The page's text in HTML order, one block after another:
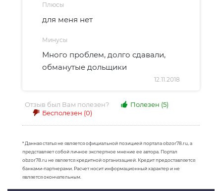
Плюсы
для меня нет
Минусы
Много проблем, долго сдавали,
обманутые дольщики
12.11.2018
Отзыв был Вам полезен? Полезен (5)
Бесполезен (0)
* Данная статья не является официальной позицией портала obzor78.ru, а
представляет собой личное экспертное мнение ее автора. Портал
obzor78.ru не является кредитной организацией. Кредит предоставляется
банками-партнерами. Расчет носит информационный характер и не
является окончательным.